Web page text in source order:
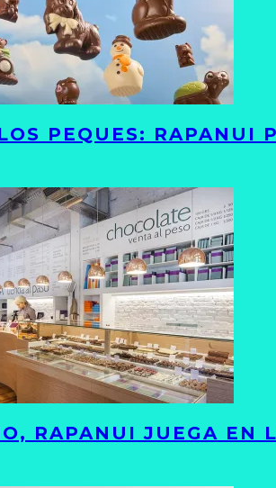
PEQUES: RAPANUI
RAPANUI JUEGA EN